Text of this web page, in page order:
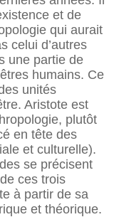
et de
qui aurait
celui d’autres
une partie de
humains. Ce
unités
Aristote est
plutôt
en tête des
et culturelle).
se précisent
ces trois
à partir de sa
et théorique.